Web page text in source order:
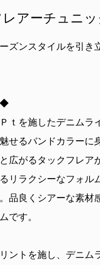
アーチュニッ
ズンスタイルを引き
◆
ｔを施したデニムラ
せるバンドカラーに
広がるタックフレア
リラクシーなフォル
品良くシアーな素材
です。
ントを施し、デニム